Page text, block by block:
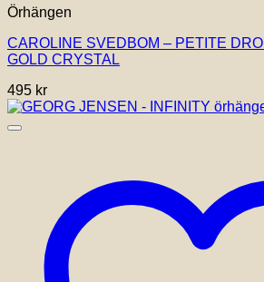
Örhängen
CAROLINE SVEDBOM – PETITE
GOLD CRYSTAL
495 kr